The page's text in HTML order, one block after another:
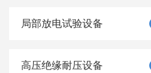
局部放电试验设备
高压绝缘耐压设备